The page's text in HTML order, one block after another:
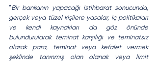
“Bir bankanın yapacağı istihbarat sonucunda,
gerçek veya tüzel kişilere yasalar, iç politikaları
ve kendi kaynakları da göz önünde
bulundurularak teminat karşılığı ve teminatsız
olarak para, teminat veya kefalet vermek
şeklinde tanınmış olan olanak veya limit